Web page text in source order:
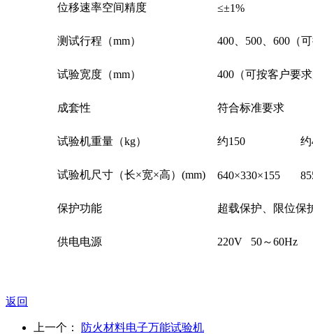
位移速率空间精度 ≤±1%
测试行程（mm） 400、500、600（
试验宽度（mm） 400（可按客户要
成套性 符合标准要求
试验机重量（kg） 约150 约
试验机尺寸（长×宽×高）(mm) 640×330×155
保护功能 超载保护、限位保
供电电源 220V 50～60Hz
返回
上一个：
防火材料电子万能试验机